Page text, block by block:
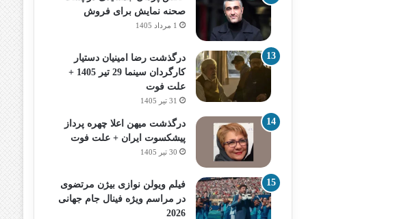
صحنه نمایش برای فروش
1 مرداد 1405
درگذشت رضا امینیان دستیار
کارگردان سینما 29 تیر 1405 +
علت فوت
31 تیر 1405
درگذشت میهن اعلا چهره پرداز
پیشکسوت ایران + علت فوت
30 تیر 1405
فیلم ویولن نوازی بیژن مرتضوی
در مراسم ویژه فینال جام جهانی
2026